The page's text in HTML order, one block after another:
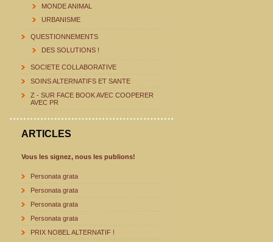
MONDE ANIMAL
URBANISME
QUESTIONNEMENTS
DES SOLUTIONS !
SOCIETE COLLABORATIVE
SOINS ALTERNATIFS ET SANTE
Z - SUR FACE BOOK AVEC COOPERER
AVEC PR
ARTICLES
Vous les signez, nous les publions!
Personata grata
Personata grata
Personata grata
Personata grata
PRIX NOBEL ALTERNATIF !